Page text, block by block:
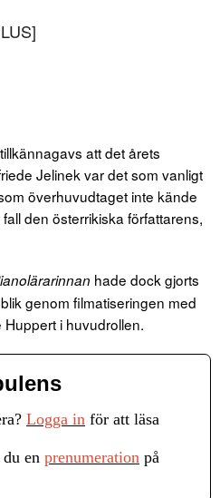
att det årets
Jelinek var det som vanligt
överhuvudtaget inte kände
den österrikiska författarens,
hade dock gjorts
genom filmatiseringen med
Huppert i huvudrollen.
Logga in för att läsa
en prenumeration på